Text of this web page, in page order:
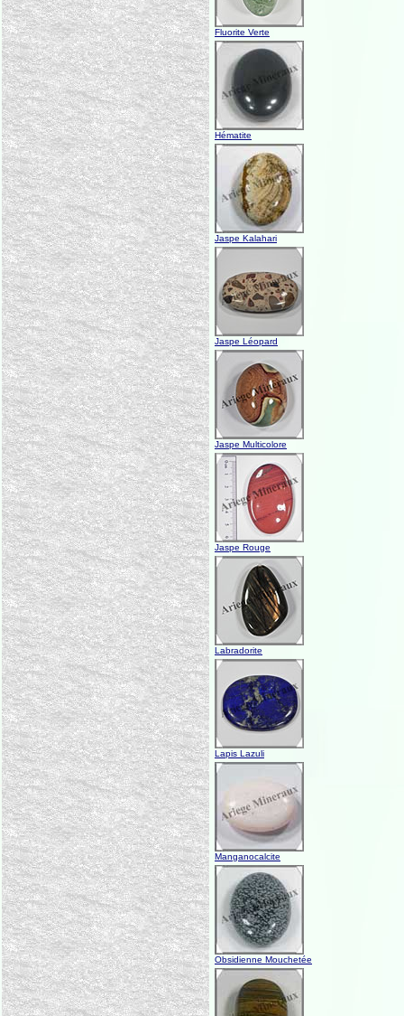
Fluorite Verte
Hématite
Jaspe Kalahari
Jaspe Léopard
Jaspe Multicolore
Jaspe Rouge
Labradorite
Lapis Lazuli
Manganocalcite
Obsidienne Mouchetée